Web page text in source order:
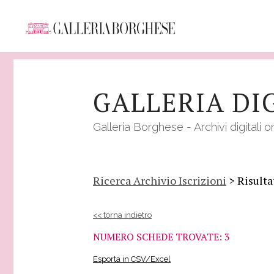
GALLERIA
Galleria Borghese - Archivi digitali
Ricerca Archivio Iscrizioni >
<< torna indietro
NUMERO SCHEDE TROVATE: 3
Esporta in CSV/Excel